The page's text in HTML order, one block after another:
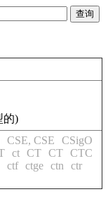
的)
CSE, CSE
CSigO
ct CT CT CTC
ctf ctge ctn
ctr